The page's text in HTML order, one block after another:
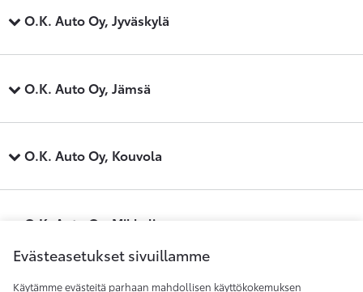
O.K. Auto Oy, Jyväskylä
O.K. Auto Oy, Jämsä
O.K. Auto Oy, Kouvola
O.K. Auto Oy, Mikkeli
Evästeasetukset sivuillamme
Käytämme evästeitä parhaan mahdollisen käyttökokemuksen